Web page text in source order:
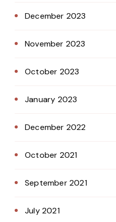
December 2023
November 2023
October 2023
January 2023
December 2022
October 2021
September 2021
July 2021